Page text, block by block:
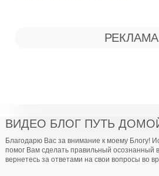
РЕКЛАМА
ВИДЕО БЛОГ ПУТЬ
Благодарю Вас за внимание к моему Блогу!
помог Вам сделать правильный осознанный
вернетесь за ответами на свои вопросы во